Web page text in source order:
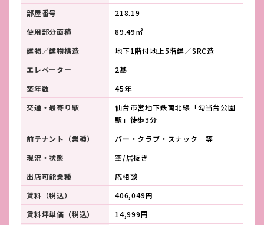
部屋番号
218.19
使用部分面積
89.49㎡
建物／建物構造
地下1階付地上5階建／SRC造
エレベーター
2基
築年数
45年
交通・最寄り駅
仙台市営地下鉄南北線「勾当台公園
駅」徒歩3分
前テナント（業種）
バー・クラブ・スナック 等
現況・状態
空/居抜き
出店可能業種
応相談
賃料（税込）
406,049円
賃料坪単価（税込）
14,999円